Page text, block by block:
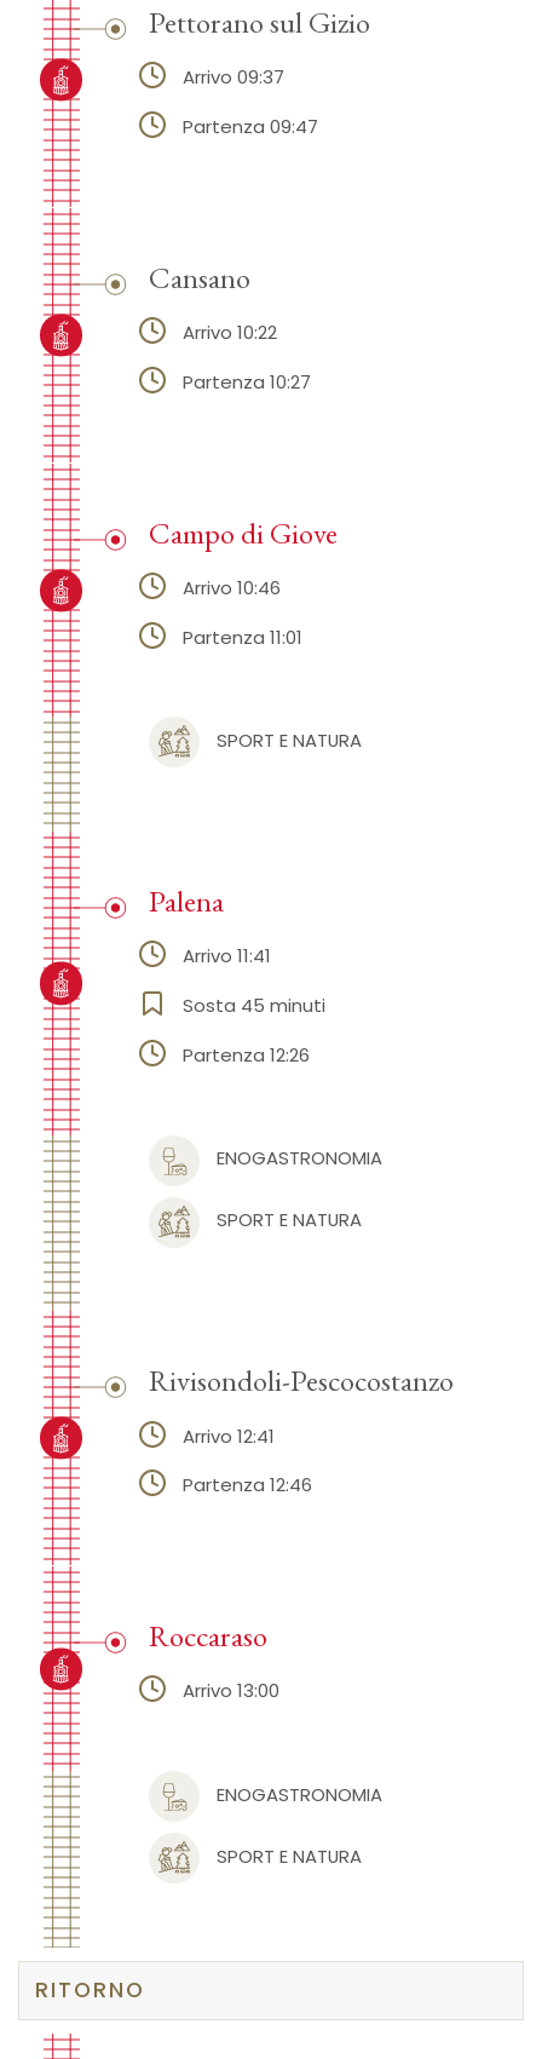
Pettorano sul Gizio
Arrivo 09:37
Partenza 09:47
Cansano
Arrivo 10:22
Partenza 10:27
SPORT E NATURA
Campo di Giove
Arrivo 10:46
Partenza 11:01
ENOGASTRONOMIA
SPORT E NATURA
Palena
Arrivo 11:41
Sosta 45 minuti
Partenza 12:26
Rivisondoli-Pescocostanzo
Arrivo 12:41
Partenza 12:46
ENOGASTRONOMIA
SPORT E NATURA
Roccaraso
Arrivo 13:00
RITORNO